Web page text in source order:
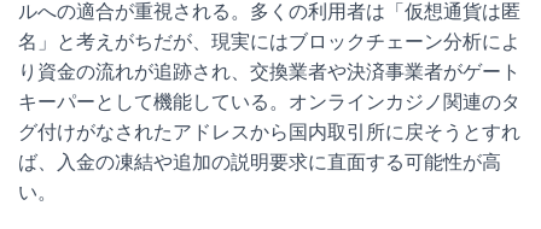
ルへの適合が重視される。多くの利用者は「仮想通貨は匿
名」と考えがちだが、現実にはブロックチェーン分析によ
り資金の流れが追跡され、交換業者や決済事業者がゲート
キーパーとして機能している。オンラインカジノ関連のタ
グ付けがなされたアドレスから国内取引所に戻そうとすれ
ば、入金の凍結や追加の説明要求に直面する可能性が高
い。